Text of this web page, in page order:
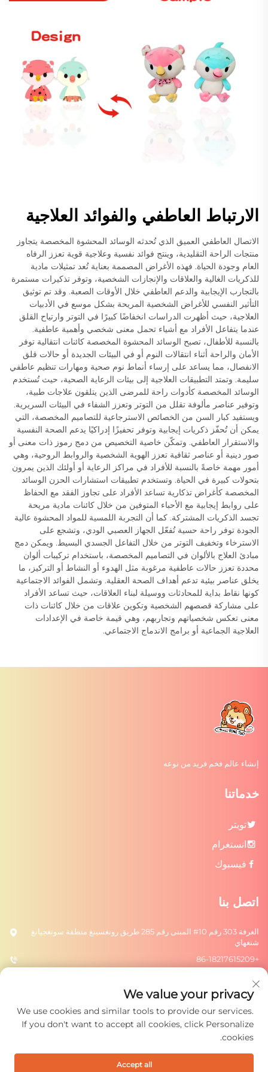
الارتباط العاطفي والفوائد العلاجية
الاتصال العاطفي العميق الذي تُحدثه الوسائد المحشوة المخصصة يتجاوز
منتجات الراحة التقليدية، وينتج فوائد نفسية وعلاجية قوية تعزز الرفاه
العام وجودة الحياة. فهذه الأغراض المصممة بعناية تُعد تمثيلات مادية
للذكريات الغالية والعلاقات والإنجازات الشخصية، وتوفر تذكيرات مستمرة
بالتجارب الإيجابية والدعم العاطفي خلال الأوقات الصعبة. وقد تم توثيق
التأثير النفسي للأغراض الشخصية المريحة بشكل موسع في الأدبيات
العلاجية، حيث أظهرت الدراسات انخفاضًا كبيرًا في التوتر وارتياح القلق
عندما يتفاعل الأفراد مع أشياء تحمل معنى شخصي وأهمية عاطفية.
بالنسبة للأطفال، تصبح الوسائد المحشوة المخصصة كائنات انتقالية توفر
الأمان والراحة أثناء انتقالات النوم أو في البيئات الجديدة أو حالات قلق
الانفصال، مما يساعد على إرساء أنماط نوم صحية ومهارات تنظيم عاطفي
سليمة. وتمتد التطبيقات العلاجية إلى بيئات الرعاية الصحية، حيث تُستخدم
الوسائد المخصصة كأدوات راحة للمرضى الذين يتلقون علاجات طبية،
وتوفير عناصر مألوفة تقلل من التوتر وتعزز الشفاء في البيئات السريرية.
ويستفيد كبار السن من الخصائص الاسترجاعية للتصاميم المخصصة، التي
يمكن أن تُحفّز ذكريات إيجابية وتوفر تحفيزًا إدراكيًا يدعم الصحة النفسية
والاستقرار العاطفي. وتمكّن خاصية التخصيص من دمج رموز ذات معنى أو
صور دينية أو عناصر ثقافية تعزز الهوية الشخصية والروابط الروحية، وهي
أمور مهمة خاصةً بالنسبة للأفراد في مراكز الرعاية أو أولئك الذين يمرون
بتحولات كبيرة في الحياة. وتستخدم تطبيقات استشارات الحزن الوسائد
المخصصة كأغراض تذكارية تساعد الأفراد على تجاوز الفقد مع الحفاظ
على روابط إيجابية مع الأحباء المتوفين من خلال كائنات مادية مريحة
تجسد الذكريات المشتركة. كما أن التجربة اللمسية للمواد المحشوة عالية
الجودة توفر راحة حسية تُفعّل الجهاز العصبي الودي، وتشجع على
الاسترخاء وتخفيف التوتر من خلال التفاعل الجسدي البسيط. ويمكن دمج
مبادئ العلاج بالألوان في التصاميم المخصصة، باستخدام تركيبات ألوان
محددة تعزز حالات عاطفية مرغوبة مثل الهدوء أو النشاط أو التركيز، ما
يخلق عناصر بيئية تدعم أهداف الصحة العقلية. وتشمل الفوائد الاجتماعية
كونها نقاط بداية للمحادثات ووسيلة لبناء العلاقات، حيث تساعد الأفراد
على مشاركة قصصهم الشخصية وتكوين علاقات من خلال كائنات ذات
معنى تعكس شخصياتهم وتجاربهم، وهي قيمة خاصة في الإعدادات
العلاجية الجماعية أو برامج الاندماج الاجتماعي.
إنشاء عالم فخم فريد من نوعه
خدماتنا
تويتر
انستغرام
فيسبوك
اتصل بنا
الغرفة 303 رقم 10# المبنى رقم 285 طريق رونغسينغ منطقة سونغجيانغ
شنغهاي
+86-18217615209
إرسال
We value your privacy
We use cookies and similar tools to provide our services.
If you don't want to accept all cookies, click Personalize
cookies.
Accept all